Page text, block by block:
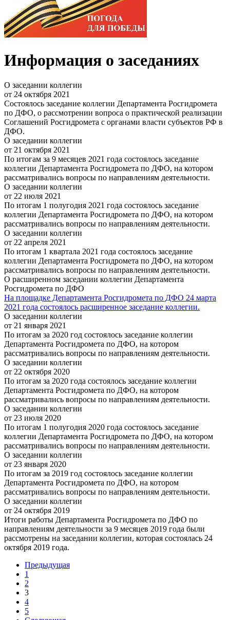
Информация о заседаниях
О заседании коллегии
от 24 октября 2021
Состоялось заседание коллегии Департамента Росгидромета
по ДФО, о рассмотрении вопроса о практической реализации
Соглашений Росгидромета с органами власти субъектов РФ в
ДФО.
О заседании коллегии
от 21 октября 2021
По итогам за 9 месяцев 2021 года состоялось заседание
коллегии Департамента Росгидромета по ДФО, на котором
рассматривались вопросы по направлениям деятельности.
О заседании коллегии
от 22 июля 2021
По итогам 1 полугодия 2021 года состоялось заседание
коллегии Департамента Росгидромета по ДФО, на котором
рассматривались вопросы по направлениям деятельности.
О заседании коллегии
от 22 апреля 2021
По итогам 1 квартала 2021 года состоялось заседание
коллегии Департамента Росгидромета по ДФО, на котором
рассматривались вопросы по направлениям деятельности.
О расширенном заседании коллегии Департамента
Росгидромета по ДФО
На площадке Департамента Росгидромета по ДФО 24 марта
2021 года состоялось расширенное заседание коллегии.
О заседании коллегии
от 21 января 2021
По итогам за 2020 год состоялось заседание коллегии
Департамента Росгидромета по ДФО, на котором
рассматривались вопросы по направлениям деятельности.
О заседании коллегии
от 22 октября 2020
По итогам за 2020 года состоялось заседание коллегии
Департамента Росгидромета по ДФО, на котором
рассматривались вопросы по направлениям деятельности.
О заседании коллегии
от 23 июля 2020
По итогам 1 полугодия 2020 года состоялось заседание
коллегии Департамента Росгидромета по ДФО, на котором
рассматривались вопросы по направлениям деятельности.
О заседании коллегии
от 23 января 2020
По итогам за 2019 год состоялось заседание коллегии
Департамента Росгидромета по ДФО, на котором
рассматривались вопросы по направлениям деятельности.
О заседании коллегии
от 24 октября 2019
Итоги работы Департамента Росгидромета по ДФО по
направлениям деятельности за 9 месяцев 2019 года были
рассмотрены на заседании коллегии, которая состоялась 24
октября 2019 года.
Предыдущая
1
2
3
4
5